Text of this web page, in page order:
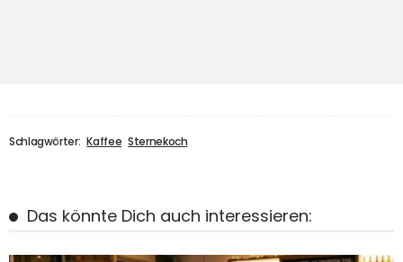
Schlagwörter: Kaffee Sternekoch
Das könnte Dich auch interessieren: